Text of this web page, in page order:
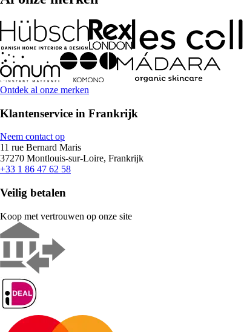
Ontdek al onze merken
Klantenservice in Frankrijk
Neem contact op
11 rue Bernard Maris
37270 Montlouis-sur-Loire, Frankrijk
+33 1 86 47 62 58
Veilig betalen
Koop met vertrouwen op onze site